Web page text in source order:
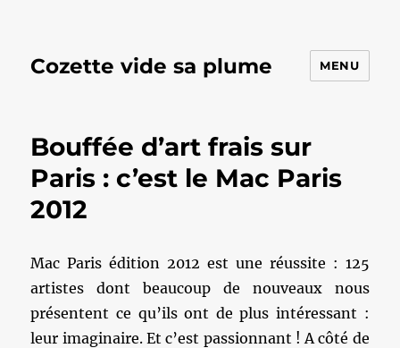
Cozette vide sa plume MENU
Bouffée d’art frais sur
Paris : c’est le Mac Paris
2012
Mac Paris édition 2012 est une réussite : 125
artistes dont beaucoup de nouveaux nous
présentent ce qu’ils ont de plus intéressant :
leur imaginaire. Et c’est passionnant ! A côté de